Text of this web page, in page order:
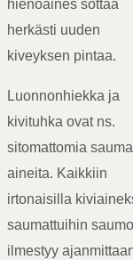
hienoaines sottaa
herkästi uuden
kiveyksen pintaa.
Luonnonhiekka ja
kivituhka ovat ns.
sitomattomia
aineita. Kaikkiin
irtonaisilla
saumattuihin
ilmestyy